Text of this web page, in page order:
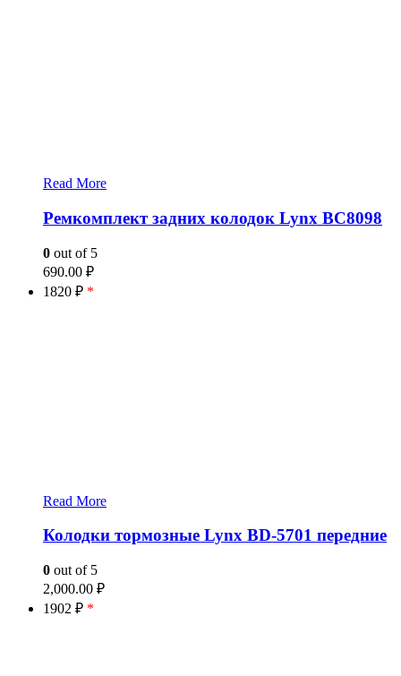
Read More
Ремкомплект задних колодок Lynx BC8098
0 out of 5
690.00 ₽
1820 ₽ *
Read More
Колодки тормозные Lynx BD-5701 передние
0 out of 5
2,000.00 ₽
1902 ₽ *